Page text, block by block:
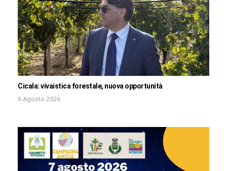
Cicala: vivaistica forestale, nuova opportunità
6 Agosto 2026